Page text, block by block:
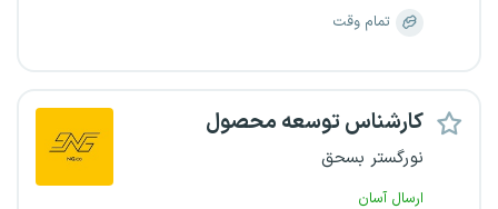
تمام وقت
کارشناس توسعه محصول
نورگستر بسحق
ارسال آسان